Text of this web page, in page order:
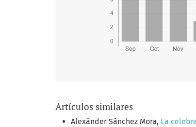
Artículos similares
Alexánder Sánchez Mora, La